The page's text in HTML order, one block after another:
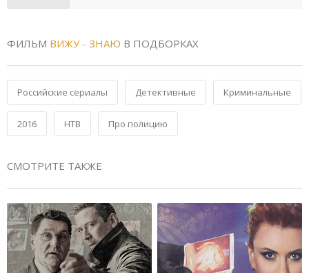
ФИЛЬМ ВИЖУ - ЗНАЮ В ПОДБОРКАХ
Российские сериалы Детективные Криминальные
2016 НТВ Про полицию
СМОТРИТЕ ТАКЖЕ